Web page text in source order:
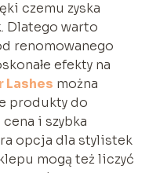
czemu zyska
Dlatego warto
renomowanego
efekty na
Lashes można
produkty do
i szybka
opcja dla stylistek
mogą też liczyć